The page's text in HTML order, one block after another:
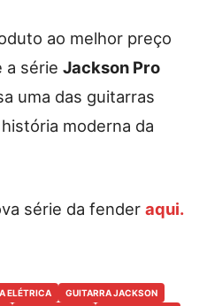
ao melhor preço
a série Jackson Pro
uma das guitarras
moderna da
série da fender aqui.
ELÉTRICA
GUITARRA JACKSON